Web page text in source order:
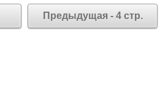
Предыдущая - 4 стр.